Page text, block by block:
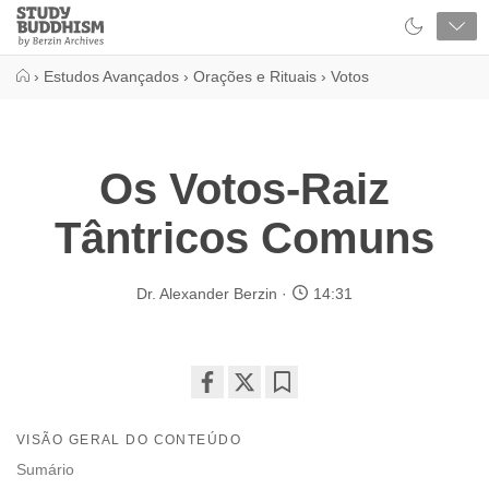
Close
Study
Buddhism
› Estudos Avançados › Orações e Rituais › Votos
Os Votos-Raiz
Tântricos Comuns
Dr. Alexander Berzin 14:31
on
VISÃO GERAL DO CONTEÚDO
Sumário